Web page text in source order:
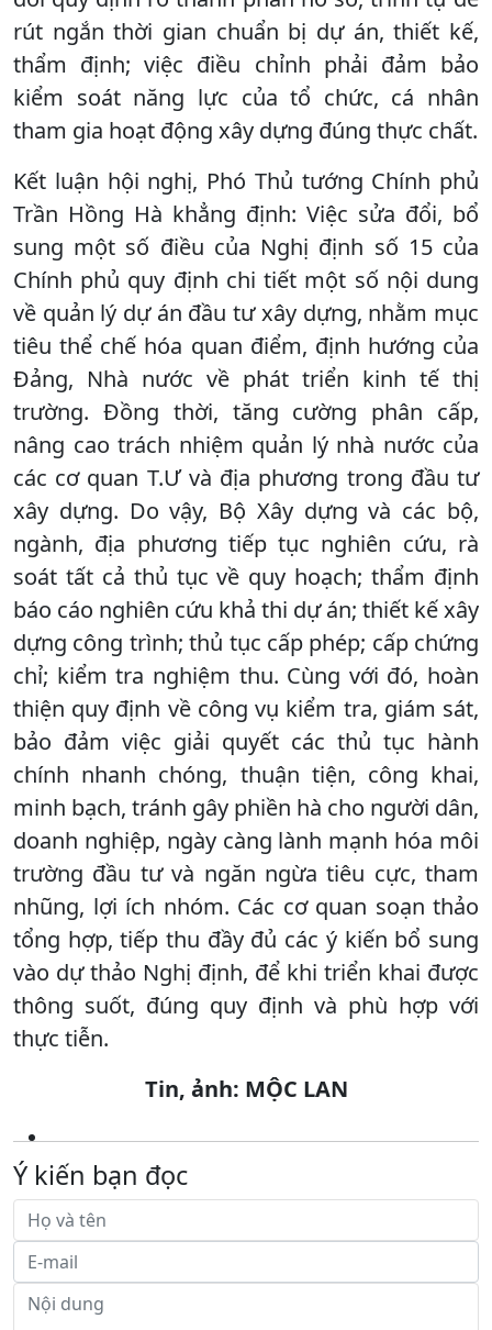
rút ngắn thời gian chuẩn bị dự án, thiết kế,
thẩm định; việc điều chỉnh phải đảm bảo
kiểm soát năng lực của tổ chức, cá nhân
tham gia hoạt động xây dựng đúng thực chất.
Kết luận hội nghị, Phó Thủ tướng Chính phủ
Trần Hồng Hà khẳng định: Việc sửa đổi, bổ
sung một số điều của Nghị định số 15 của
Chính phủ quy định chi tiết một số nội dung
về quản lý dự án đầu tư xây dựng, nhằm mục
tiêu thể chế hóa quan điểm, định hướng của
Đảng, Nhà nước về phát triển kinh tế thị
trường. Đồng thời, tăng cường phân cấp,
nâng cao trách nhiệm quản lý nhà nước của
các cơ quan T.Ư và địa phương trong đầu tư
xây dựng. Do vậy, Bộ Xây dựng và các bộ,
ngành, địa phương tiếp tục nghiên cứu, rà
soát tất cả thủ tục về quy hoạch; thẩm định
báo cáo nghiên cứu khả thi dự án; thiết kế xây
dựng công trình; thủ tục cấp phép; cấp chứng
chỉ; kiểm tra nghiệm thu. Cùng với đó, hoàn
thiện quy định về công vụ kiểm tra, giám sát,
bảo đảm việc giải quyết các thủ tục hành
chính nhanh chóng, thuận tiện, công khai,
minh bạch, tránh gây phiền hà cho người dân,
doanh nghiệp, ngày càng lành mạnh hóa môi
trường đầu tư và ngăn ngừa tiêu cực, tham
nhũng, lợi ích nhóm. Các cơ quan soạn thảo
tổng hợp, tiếp thu đầy đủ các ý kiến bổ sung
vào dự thảo Nghị định, để khi triển khai được
thông suốt, đúng quy định và phù hợp với
thực tiễn.
Tin, ảnh: MỘC LAN
Ý kiến bạn đọc